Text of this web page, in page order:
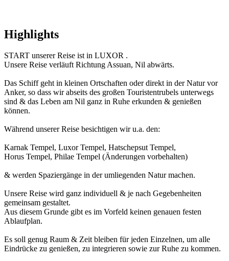
Highlights
START unserer Reise ist in LUXOR .
Unsere Reise verläuft Richtung Assuan, Nil abwärts.
Das Schiff geht in kleinen Ortschaften oder direkt in der Natur vor
Anker, so dass wir abseits des großen Touristentrubels unterwegs
sind & das Leben am Nil ganz in Ruhe erkunden & genießen
können.
Während unserer Reise besichtigen wir u.a. den:
Karnak Tempel, Luxor Tempel, Hatschepsut Tempel,
Horus Tempel, Philae Tempel (Änderungen vorbehalten)
& werden Spaziergänge in der umliegenden Natur machen.
Unsere Reise wird ganz individuell & je nach Gegebenheiten
gemeinsam gestaltet.
Aus diesem Grunde gibt es im Vorfeld keinen genauen festen
Ablaufplan.
Es soll genug Raum & Zeit bleiben für jeden Einzelnen, um alle
Eindrücke zu genießen, zu integrieren sowie zur Ruhe zu kommen.